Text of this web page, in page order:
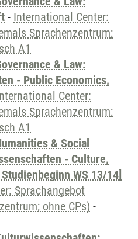
- International Center:
Sprachenzentrum;
A1
& Law:
- Public Economics,
Center:
Sprachenzentrum;
A1
& Social
- Culture,
WS 13/14]
Sprachangebot
ohne CPs) -